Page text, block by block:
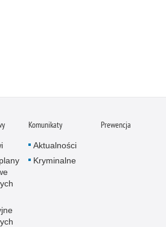
Komunikaty
Aktualności
Kryminalne
Prewencja